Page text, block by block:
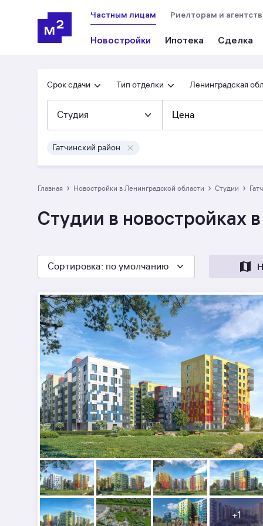
Частным лицам
Новостройки Ипотека Сделка
Риелторам и
Срок сдачи Тип отделки Ленинградская
Студия Цена
Гатчинский район
Главная › Новостройки в Ленинградской области › студии ›
Студии в новостройках
Сортировка: по умолчанию
+1